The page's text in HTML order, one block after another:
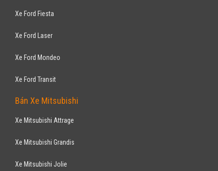
Xe Ford Fiesta
Xe Ford Laser
Xe Ford Mondeo
Xe Ford Transit
Bán Xe Mitsubishi
Xe Mitsubishi Attrage
Xe Mitsubishi Grandis
Xe Mitsubishi Jolie